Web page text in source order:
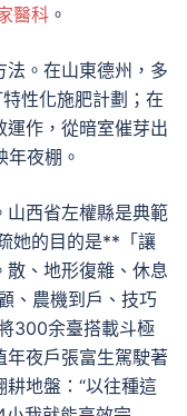
醫科 。
。在山東德州，多
性化施肥計劃；在
作，從暗室催芽出
夜棚。
山西省左權縣是典範
她的目的是**「讓
散、地形復雜、休息
、農機到戶、技巧
300余臺搭載斗極
年夜戶張富生駕駛著
地盤：“以往種這